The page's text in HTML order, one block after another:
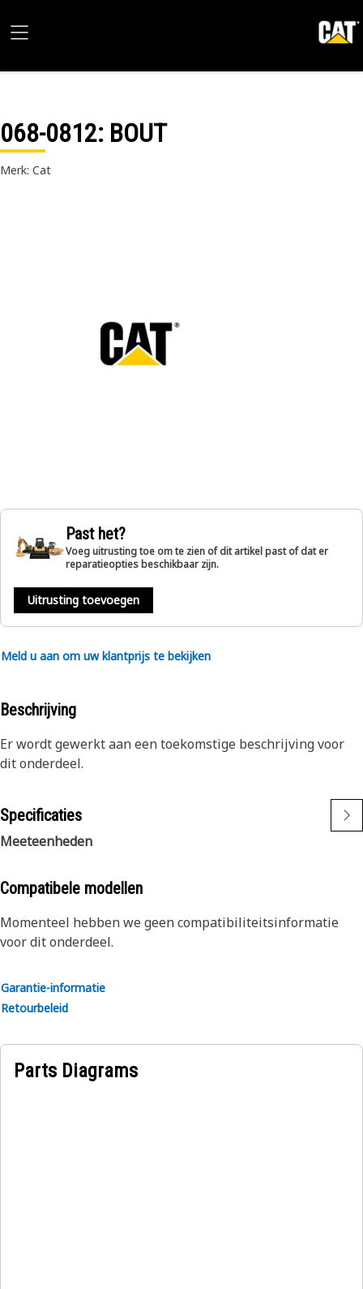
068-0812: BOUT
Merk: Cat
Past het?
Voeg uitrusting toe om te zien of dit artikel past of dat er
reparatieopties beschikbaar zijn.
Uitrusting toevoegen
Meld u aan om uw klantprijs te bekijken
Beschrijving
Er wordt gewerkt aan een toekomstige beschrijving voor
dit onderdeel.
Specificaties
Meeteenheden
Compatibele modellen
Momenteel hebben we geen compatibiliteitsinformatie
voor dit onderdeel.
Garantie-informatie
Retourbeleid
Parts Diagrams